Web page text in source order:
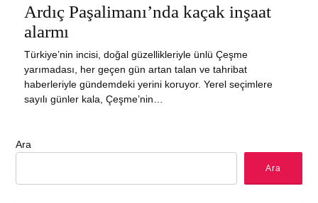
ON
Ardıç Paşalimanı’nda kaçak inşaat
alarmı
Türkiye’nin incisi, doğal güzellikleriyle ünlü Çeşme
yarımadası, her geçen gün artan talan ve tahribat
haberleriyle gündemdeki yerini koruyor. Yerel seçimlere
sayılı günler kala, Çeşme’nin…
Ara
Ara